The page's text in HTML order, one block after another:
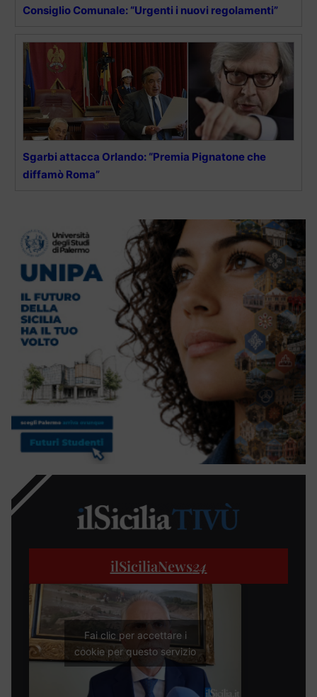
Consiglio Comunale: “Urgenti i nuovi regolamenti”
Sgarbi attacca Orlando: “Premia Pignatone che
diffamò Roma”
ilSiciliaNews24
Fai clic per accettare i
cookie per questo servizio